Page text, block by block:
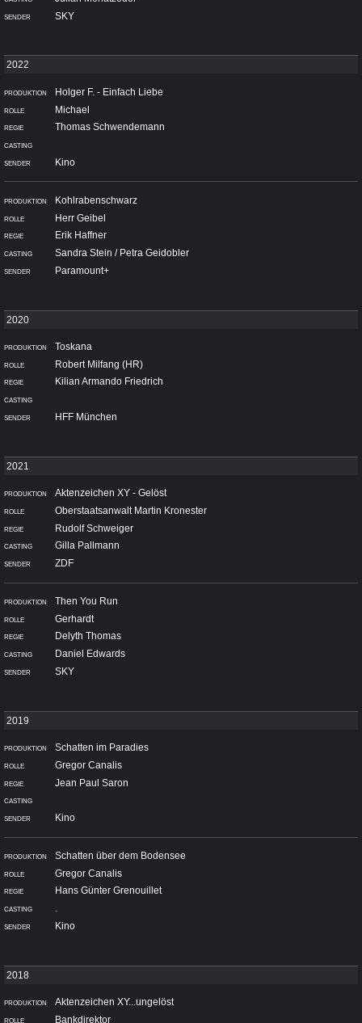
SKY
Holger F. - Einfach Liebe
Michael
Thomas Schwendemann
Kino
Kohlrabenschwarz
Herr Geibel
Erik Haffner
Sandra Stein / Petra Geidobler
Paramount+
Toskana
Robert Milfang (HR)
Kilian Armando Friedrich
HFF München
Aktenzeichen XY - Gelöst
Oberstaatsanwalt Martin Kronester
Rudolf Schweiger
Gilla Pallmann
ZDF
Then You Run
Gerhardt
Delyth Thomas
Daniel Edwards
SKY
Schatten im Paradies
Gregor Canalis
Jean Paul Saron
Kino
Schatten über dem Bodensee
Gregor Canalis
Hans Günter Grenouillet
.
Kino
Aktenzeichen XY...ungelöst
Bankdirektor